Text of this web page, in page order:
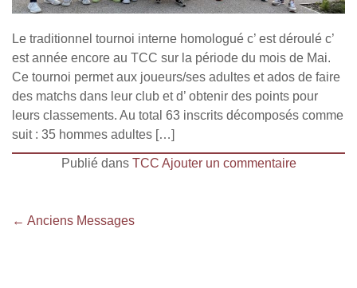
Le traditionnel tournoi interne homologué c’ est déroulé c’
est année encore au TCC sur la période du mois de Mai.
Ce tournoi permet aux joueurs/ses adultes et ados de faire
des matchs dans leur club et d’ obtenir des points pour
leurs classements. Au total 63 inscrits décomposés comme
suit : 35 hommes adultes […]
Publié dans TCC Ajouter un commentaire
Navigation
← Anciens Messages